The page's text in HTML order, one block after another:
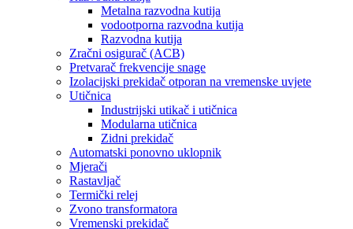
Metalna razvodna kutija
vodootporna razvodna kutija
Razvodna kutija
Zračni osigurač (ACB)
Pretvarač frekvencije snage
Izolacijski prekidač otporan na vremenske uvjete
Utičnica
Industrijski utikač i utičnica
Modularna utičnica
Zidni prekidač
Automatski ponovno uklopnik
Mjerači
Rastavljač
Termički relej
Zvono transformatora
Vremenski prekidač